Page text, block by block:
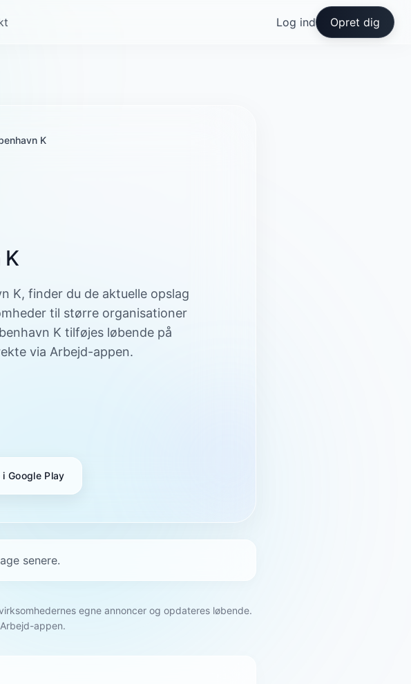
Log ind Opret dig
K
K, finder du de aktuelle opslag
til større organisationer
K tilføjes løbende på
via Arbejd-appen.
i Google Play
senere.
egne annoncer og opdateres løbende.
appen.